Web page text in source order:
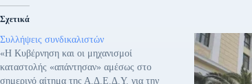
Σχετικά
Συλλήψεις συνδικαλιστών
«Η Κυβέρνηση και οι μηχανισμοί
καταστολής «απάντησαν» αμέσως στο
σημερινό αίτημα της Α.Δ.Ε.Δ.Υ. για την